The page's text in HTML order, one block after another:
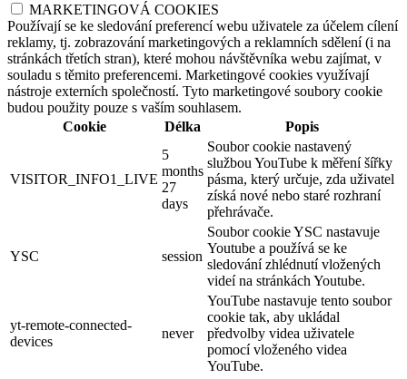
MARKETINGOVÁ COOKIES
Používají se ke sledování preferencí webu uživatele za účelem cílení
reklamy, tj. zobrazování marketingových a reklamních sdělení (i na
stránkách třetích stran), které mohou návštěvníka webu zajímat, v
souladu s těmito preferencemi. Marketingové cookies využívají
nástroje externích společností. Tyto marketingové soubory cookie
budou použity pouze s vaším souhlasem.
Cookie
Délka Popis
VISITOR_INFO1_LIVE
5
months
27
days
Soubor cookie nastavený
službou YouTube k měření šířky
pásma, který určuje, zda uživatel
získá nové nebo staré rozhraní
přehrávače.
YSC session
Soubor cookie YSC nastavuje
Youtube a používá se ke
sledování zhlédnutí vložených
videí na stránkách Youtube.
yt-remote-connected-
devices
never
YouTube nastavuje tento soubor
cookie tak, aby ukládal
předvolby videa uživatele
pomocí vloženého videa
YouTube.